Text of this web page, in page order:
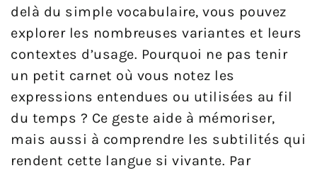
delà du simple vocabulaire, vous pouvez
explorer les nombreuses variantes et leurs
contextes d’usage. Pourquoi ne pas tenir
un petit carnet où vous notez les
expressions entendues ou utilisées au fil
du temps ? Ce geste aide à mémoriser,
mais aussi à comprendre les subtilités qui
rendent cette langue si vivante. Par